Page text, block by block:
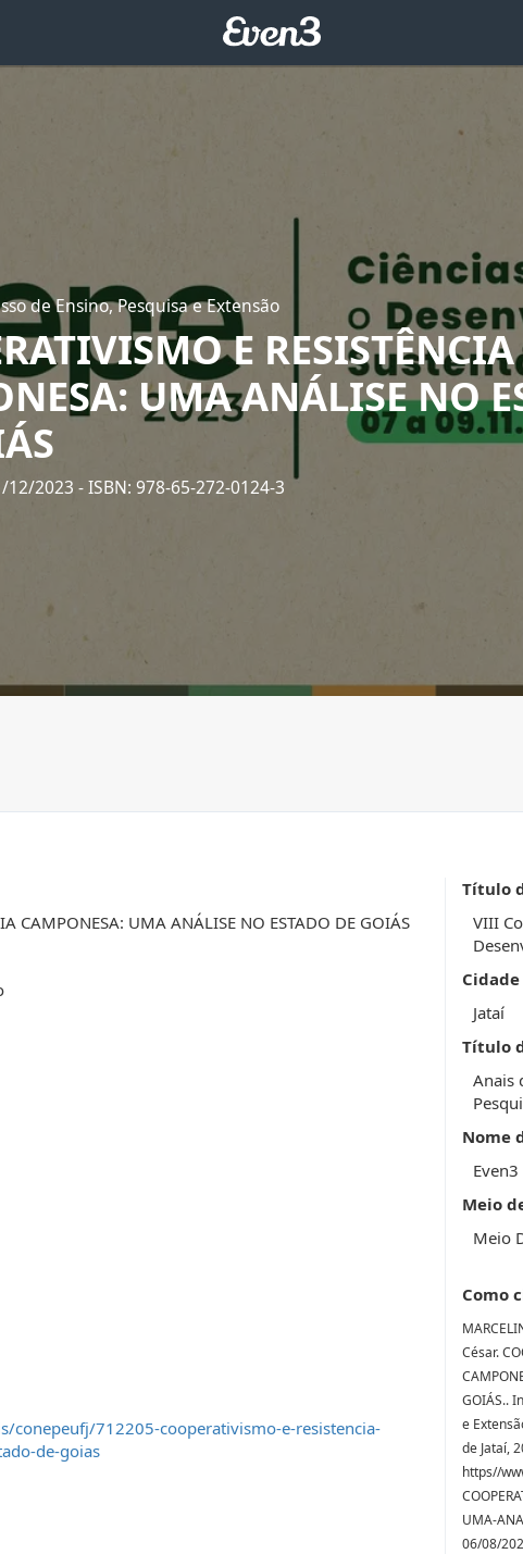
de Ensino, Pesquisa e Extensão
E RESISTÊNCIA
UMA ANÁLISE NO
12/2023- ISBN: 978-65-272-0124-3
CAMPONESA: UMA ANÁLISE NO ESTADO DE GOIÁS
conepeufj/712205-cooperativismo-e-resistencia-
de-goias
Título
VIII
Jataí
Título
Anais
Nome
Even3
Meio
Meio
Como
César.
GOIÁS..
e
de Jataí,
https//
UMA-
06/08/